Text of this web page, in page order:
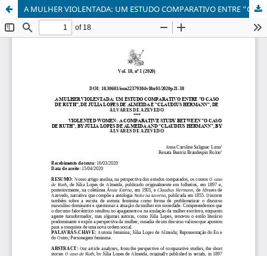
A MULHER VIOLENTADA: UM ESTUDO COMPARATIVO ENTRE “O CASO DE RUTH”, DE JÚLIA LOPES DE ALMEIDA E “CLAUDIUS HERMANN”, DE ÁLVARES DE AZEVEDO / VIOLENTED WOMEN: A COMPARATIVE STUDY BETWEEN “O CASO DE RUTH”, BY JÚLIA LOPES DE ALMEIDA AND “CLAUDIUS HERMANN”, BY